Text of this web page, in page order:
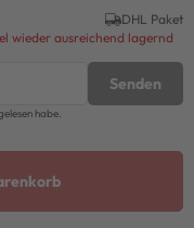
DHL Paket
wieder ausreichend lagernd
Senden
habe.